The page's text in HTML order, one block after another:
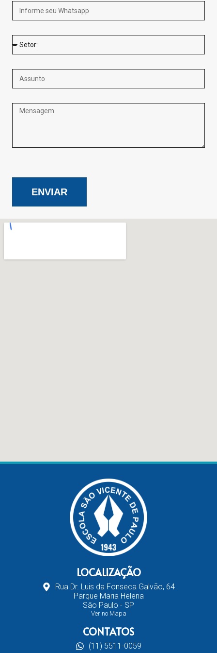
ENVIAR
LOCALIZAÇÃO
Rua Dr. Luis da Fonseca Galvão, 64
Parque Maria Helena
São Paulo - SP
Ver no Mapa
CONTATOS
(11) 5511-0059